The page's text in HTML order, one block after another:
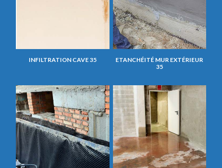
INFILTRATION CAVE 35
ETANCHÉITÉ MUR EXTÉRIEUR
35